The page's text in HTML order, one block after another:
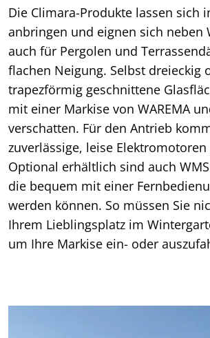
Die Climara-Produkte lassen sich
anbringen und eignen sich neben
auch für Pergolen und
flachen Neigung. Selbst dreieckig
trapezförmig geschnittene
mit einer Markise von WAREMA
verschatten. Für den Antrieb
zuverlässige, leise Elektromotoren
Optional erhältlich sind auch
die bequem mit einer
werden können. So müssen Sie
Ihrem Lieblingsplatz im
um Ihre Markise ein- oder